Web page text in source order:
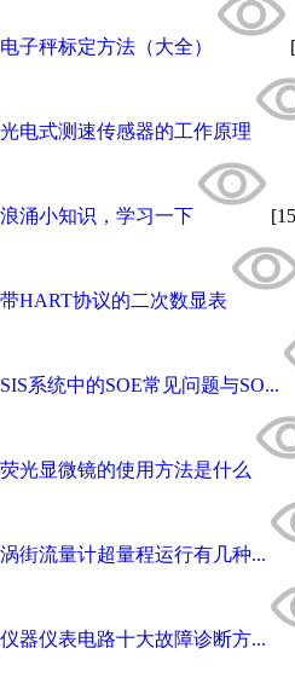
电子秤标定方法（大全）
光电式测速传感器的工作原理
浪涌小知识，学习一下
带HART协议的二次数显表
SIS系统中的SOE常见问题与SO...
荧光显微镜的使用方法是什么
涡街流量计超量程运行有几种...
仪器仪表电路十大故障诊断方...